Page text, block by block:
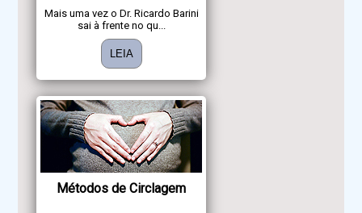
Mais uma vez o Dr. Ricardo Barini
sai à frente no qu...
LEIA
Métodos de Circlagem